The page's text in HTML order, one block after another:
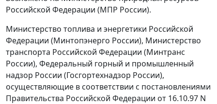
Российской Федерации (МПР России).
Министерство топлива и энергетики Российской
Федерации (Минтопэнерго России), Министерство
транспорта Российской Федерации (Минтранс
России), Федеральный горный и промышленный
надзор России (Госгортехнадзор России),
осуществляющие в соответствии с постановлениями
Правительства Российской Федерации от 16.10.97 N